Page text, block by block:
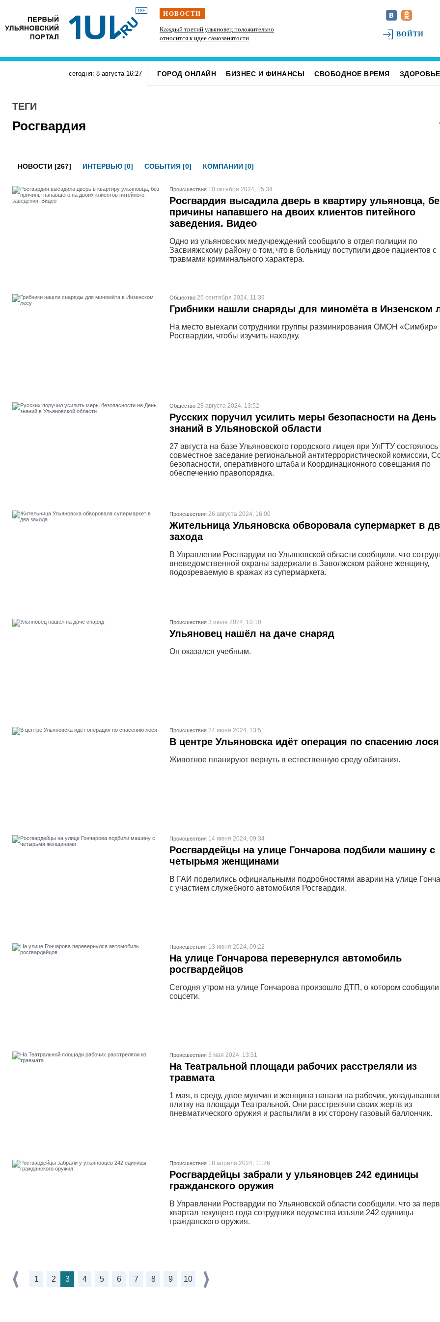
18+ НОВОСТИ
силачи В Госдуме предложили выдавать корм и лежанки
людям, забравшим животных из приюта
Каждый третий ульяновец положительно
относится к идее самозанятости
Наше наследие: история первых «небоскрёбов»
ВОЙТИ
сегодня: 8 августа 16:27 ГОРОД ОНЛАЙН БИЗНЕС И ФИНАНСЫ СВОБОДНОЕ ВРЕМЯ ЗДОРОВЬЕ
ТЕГИ
Росгвардия
НОВОСТИ [267] ИНТЕРВЬЮ [0] СОБЫТИЯ [0] КОМПАНИИ [0]
Проиcшествия 10 октября 2024, 15:34
Росгвардия высадила дверь в квартиру ульяновца,
причины напавшего на двоих клиентов питейного
заведения. Видео
Одно из ульяновских медучреждений сообщило в отдел полиции по
Засвияжскому району о том, что в больницу поступили двое пациентов с
травмами криминального характера.
Общество 26 сентября 2024, 11:39
Грибники нашли снаряды для миномёта в Инзенском
На место выехали сотрудники группы разминирования ОМОН «Симбир»
Росгвардии, чтобы изучить находку.
Общество 28 августа 2024, 13:52
Русских поручил усилить меры безопасности на День
знаний в Ульяновской области
27 августа на базе Ульяновского городского лицея при УлГТУ состоялось
совместное заседание региональной антитеррористической комиссии,
безопасности, оперативного штаба и Координационного совещания по
обеспечению правопорядка.
Проиcшествия 26 августа 2024, 16:00
Жительница Ульяновска обворовала супермаркет в
захода
В Управлении Росгвардии по Ульяновской области сообщили, что
вневедомственной охраны задержали в Заволжском районе женщину,
подозреваемую в кражах из супермаркета.
Проиcшествия 3 июля 2024, 10:10
Ульяновец нашёл на даче снаряд
Он оказался учебным.
Проиcшествия 24 июня 2024, 13:51
В центре Ульяновска идёт операция по спасению лося
Животное планируют вернуть в естественную среду обитания.
Проиcшествия 14 июня 2024, 09:34
Росгвардейцы на улице Гончарова подбили машину с
четырьмя женщинами
В ГАИ поделились официальными подробностями аварии на улице
с участием служебного автомобиля Росгвардии.
Проиcшествия 13 июня 2024, 09:22
На улице Гончарова перевернулся автомобиль
росгвардейцов
Сегодня утром на улице Гончарова произошло ДТП, о котором сообщили
соцсети.
Проиcшествия 3 мая 2024, 13:51
На Театральной площади рабочих расстреляли из
травмата
1 мая, в среду, двое мужчин и женщина напали на рабочих,
плитку на площади Театральной. Они расстреляли своих жертв из
пневматического оружия и распылили в их сторону газовый баллончик.
Проиcшествия 18 апреля 2024, 11:26
Росгвардейцы забрали у ульяновцев 242 единицы
гражданского оружия
В Управлении Росгвардии по Ульяновской области сообщили, что за
квартал текущего года сотрудники ведомства изъяли 242 единицы
гражданского оружия.
1 2 3 4 5 6 7 8 9 10